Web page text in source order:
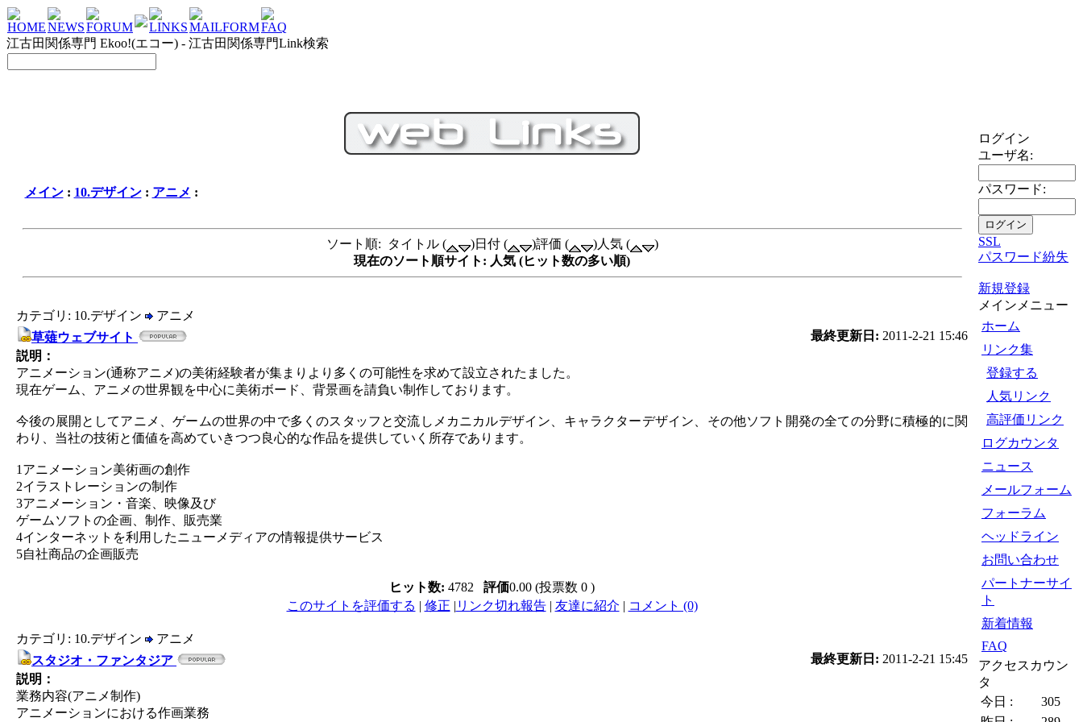
HOMENEWSFORUM LINKSMAILFORMFAQ
江古田関係専門 Ekoo!(エコー) - 江古田関係専門Link検索
メイン: 10.デザイン: アニメ :
ソート順: タイトル ( )日付 ( )評価 ( )人気 (
)
現在のソート順サイト: 人気 (ヒット数の多い順)
カテゴリ: 10.デザイン
アニメ
草薙ウェブサイト
最終更新日: 2011-2-21 15:46
説明：
アニメーション(通称アニメ)の美術経験者が集まりより多くの可能性を求めて設立されたました。
現在ゲーム、アニメの世界観を中心に美術ボード、背景画を請負い制作しております。
今後の展開としてアニメ、ゲームの世界の中で多くのスタッフと交流しメカニカルデザイン、キャラクターデザイン、その他ソフト開発の全ての分野に積極的に関
わり、当社の技術と価値を高めていきつつ良心的な作品を提供していく所存であります。
1アニメーション美術画の創作
2イラストレーションの制作
3アニメーション・音楽、映像及び
ゲームソフトの企画、制作、販売業
4インターネットを利用したニューメディアの情報提供サービス
5自社商品の企画販売
ヒット数: 4782 評価0.00 (投票数 0 )
このサイトを評価する | 修正 | リンク切れ報告| 友達に紹介 | コメント (0)
カテゴリ: 10.デザイン
アニメ
スタジオ・ファンタジア
最終更新日: 2011-2-21 15:45
説明：
業務内容(アニメ制作)
アニメーションにおける作画業務
ログイン
ユーザ名:
パスワード:
SSL
パスワード紛失
新規登録
メインメニュー
ホーム
リンク集
登録する
人気リンク
高評価リンク
ログカウンタ
ニュース
メールフォーム
フォーラム
ヘッドライン
お問い合わせ
パートナーサイ
ト
新着情報
FAQ
アクセスカウン
タ
今日 :
305